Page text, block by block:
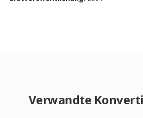
Verwandte